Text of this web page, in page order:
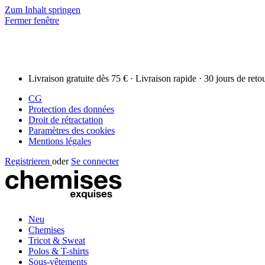
Zum Inhalt springen
Fermer fenêtre
Livraison gratuite dès 75 € · Livraison rapide · 30 jours de
CG
Protection des données
Droit de rétractation
Paramètres des cookies
Mentions légales
Registrieren oder Se connecter
Neu
Chemises
Tricot & Sweat
Polos & T-shirts
Sous-vêtements